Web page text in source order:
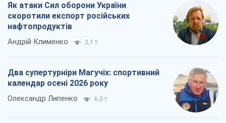
Як атаки Сил оборони України
скоротили експорт російських
нафтопродуктів
Андрій Клименко 2,1 т.
Два супертурніри Магучіх: спортивний
календар осені 2026 року
Олександр Липенко 6,0 т.